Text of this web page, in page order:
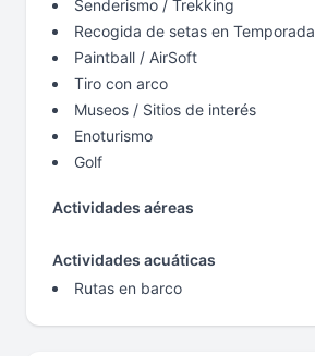
Senderismo / Trekking
Recogida de setas en Temporada
Paintball / AirSoft
Tiro con arco
Museos / Sitios de interés
Enoturismo
Golf
Actividades aéreas
Actividades acuáticas
Rutas en barco